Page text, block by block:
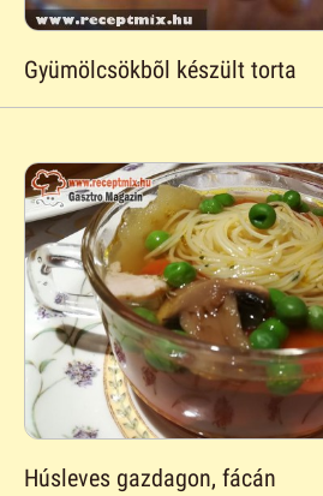
Gyümölcsökbõl készült torta
Húsleves gazdagon, fácán